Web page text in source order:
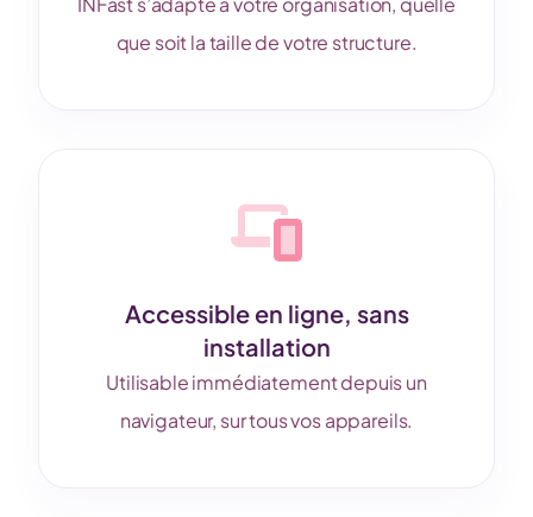
que soit la taille de votre structure.
Accessible en ligne, sans
installation
Utilisable immédiatement depuis un
navigateur, sur tous vos appareils.